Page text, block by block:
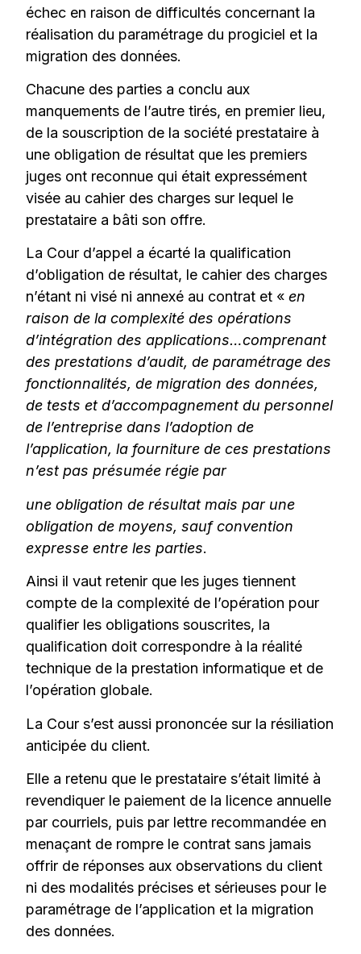
échec en raison de difficultés concernant la
réalisation du paramétrage du progiciel et la
migration des données.
Chacune des parties a conclu aux
manquements de l’autre tirés, en premier lieu,
de la souscription de la société prestataire à
une obligation de résultat que les premiers
juges ont reconnue qui était expressément
visée au cahier des charges sur lequel le
prestataire a bâti son offre.
La Cour d’appel a écarté la qualification
d’obligation de résultat, le cahier des charges
n’étant ni visé ni annexé au contrat et «en
raison de la complexité des opérations
d’intégration des applications…comprenant
des prestations d’audit, de paramétrage des
fonctionnalités, de migration des données,
de tests et d’accompagnement du personnel
de l’entreprise dans l’adoption de
l’application, la fourniture de ces prestations
n’est pas présumée régie par
une obligation de résultat mais par une
obligation de moyens, sauf convention
expresse entre les parties.
Ainsi il vaut retenir que les juges tiennent
compte de la complexité de l’opération pour
qualifier les obligations souscrites, la
qualification doit correspondre à la réalité
technique de la prestation informatique et de
l’opération globale.
La Cour s’est aussi prononcée sur la résiliation
anticipée du client.
Elle a retenu que le prestataire s’était limité à
revendiquer le paiement de la licence annuelle
par courriels, puis par lettre recommandée en
menaçant de rompre le contrat sans jamais
offrir de réponses aux observations du client
ni des modalités précises et sérieuses pour le
paramétrage de l’application et la migration
des données.